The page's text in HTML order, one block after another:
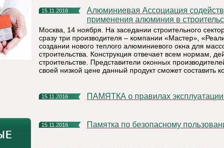
15.11.2016
Алюминиевая Ассоциация содействует развитию
применения алюминия в
Москва, 14 ноября. На заседании строительного
сразу три производителя – компании «Мастер»,
создании нового теплого алюминиевого окна для
строительства. Конструкция отвечает всем нормам,
строительстве. Представители оконных
своей низкой цене данный продукт сможет составить
15.11.2016 ПАМЯТКА о правилах
15.11.2016 Памятка по безопасному